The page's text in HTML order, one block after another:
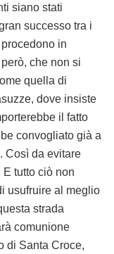
siano stati
successo tra i
in
che non si
quella di
dove insiste
il fatto
convogliato già a
Così da evitare
tutto ciò non
usufruire al meglio
strada
comunione
di Santa Croce,